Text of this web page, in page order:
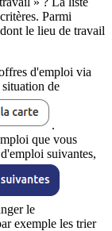
Parmi
le lieu de travail
d'emploi via
de
.
que vous
suivantes,
le
exemple les trier